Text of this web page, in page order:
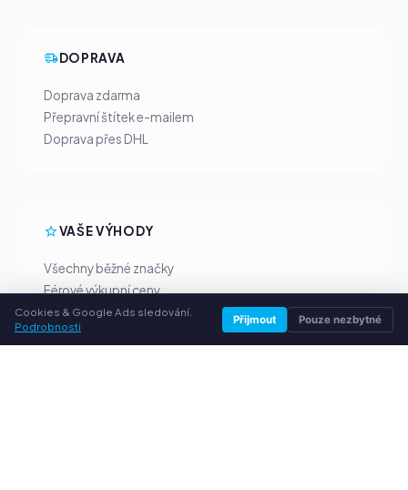
DOPRAVA
Doprava zdarma
Přepravní štítek e-mailem
Doprava přes DHL
VAŠE VÝHODY
Všechny běžné značky
Férové výkupní ceny
Peníze předem přes PayPal
Osobní poradenství
Cookies & Google Ads sledování.
Podrobnosti
Přijmout Pouze nezbytné